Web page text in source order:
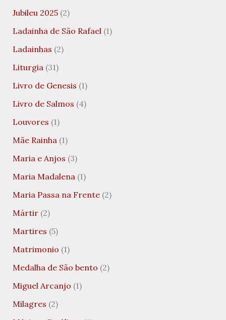
Jubileu 2025(2)
Ladainha de São Rafael (1)
Ladainhas (2)
Liturgia (31)
Livro de Genesis (1)
Livro de Salmos (4)
Louvores (1)
Mãe Rainha (1)
Maria e Anjos (3)
Maria Madalena (1)
Maria Passa na Frente(2)
Mártir(2)
Martires (5)
Matrimonio (1)
Medalha de São bento (2)
Miguel Arcanjo (1)
Milagres (2)